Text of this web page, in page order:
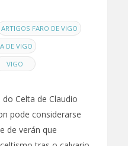
ARTIGOS FARO DE VIGO ,
DE VIGO ,
VIGO
Celta de Claudio
pode considerarse
de verán que